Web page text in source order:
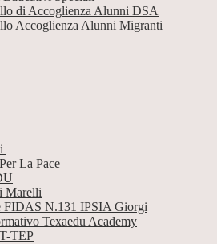
di Accoglienza Alunni DSA
Accoglienza Alunni Migranti
La Pace
Marelli
FIDAS N.131 IPSIA Giorgi
Texaedu Academy
TEP